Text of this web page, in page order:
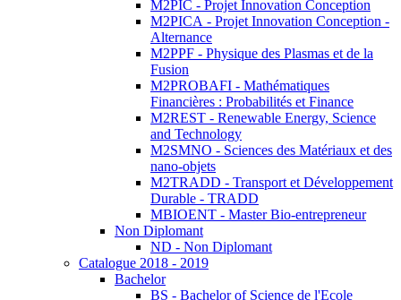
M2PIC - Projet Innovation Conception
M2PICA - Projet Innovation Conception -
Alternance
M2PPF - Physique des Plasmas et de la
Fusion
M2PROBAFI - Mathématiques
Financières : Probabilités et Finance
M2REST - Renewable Energy, Science
and Technology
M2SMNO - Sciences des Matériaux et des
nano-objets
M2TRADD - Transport et Développement
Durable - TRADD
MBIOENT - Master Bio-entrepreneur
Non Diplomant
ND - Non Diplomant
Catalogue 2018 - 2019
Bachelor
BS - Bachelor of Science de l'Ecole